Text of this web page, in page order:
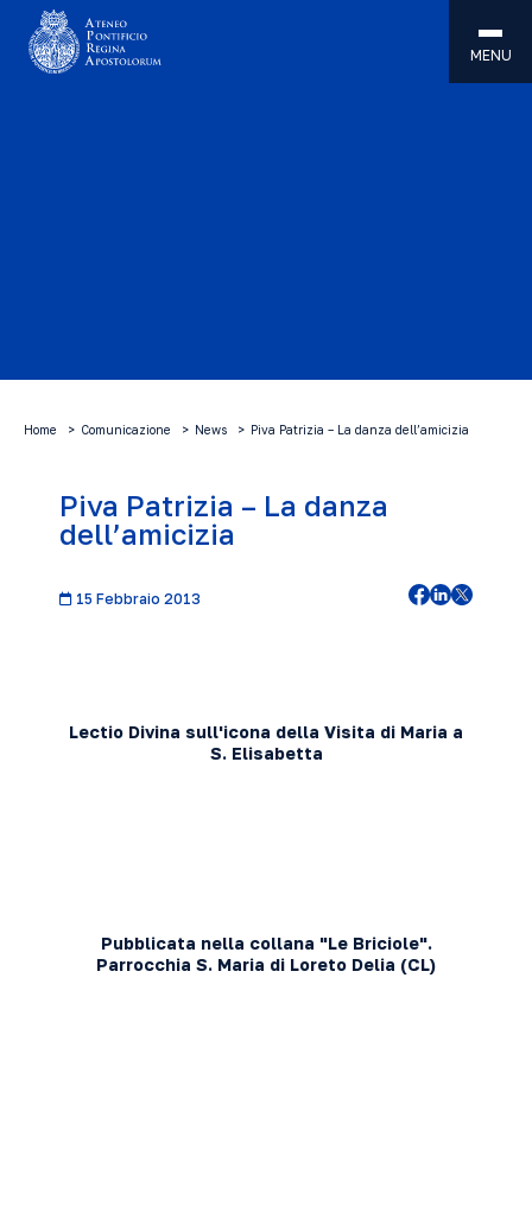
MENU
Home Comunicazione News Piva Patrizia – La danza dell’amicizia
Piva Patrizia – La danza
dell’amicizia
15 Febbraio 2013
Lectio Divina sull'icona della Visita di Maria a
S. Elisabetta
Pubblicata nella collana "Le Briciole".
Parrocchia S. Maria di Loreto Delia (CL)